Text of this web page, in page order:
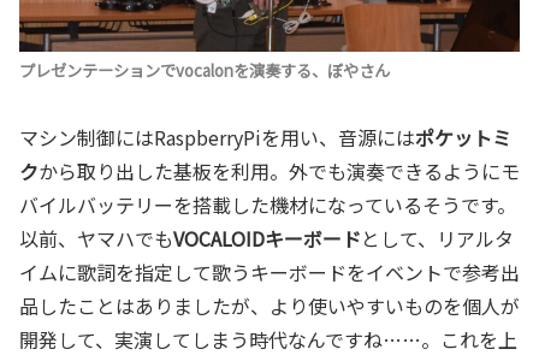
プレゼンテーションでvocalonを演奏する、ぼやさん
マシン制御にはRaspberryPiを用い、音源にはポケットミ
クから取り出した基板を利用。外でも演奏できるようにモ
バイルバッテリーを搭載した機材になっているそうです。
以前、ヤマハでもVOCALOIDキーボードとして、リアルタ
イムに歌詞を指定して歌うキーボードをイベントで参考出
品したことはありましたが、より使いやすいものを個人が
開発して、実演してしまう時代なんですね……。これを上